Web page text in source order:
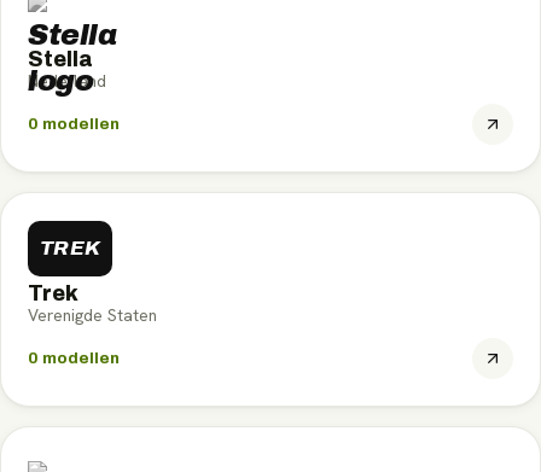
Stella
Nederland
0 modellen
TREK
Trek
Verenigde Staten
0 modellen